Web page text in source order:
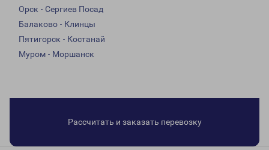
Орск - Сергиев Посад
Балаково - Клинцы
Пятигорск - Костанай
Муром - Моршанск
Рассчитать и заказать перевозку